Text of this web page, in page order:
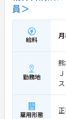
員＞
給料
勤務地
雇用形態